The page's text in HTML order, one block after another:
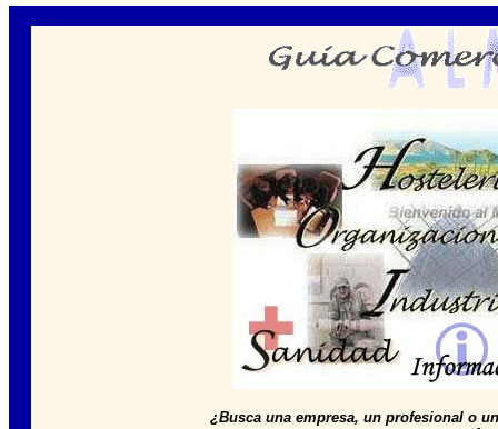
¿Busca una empresa, un profesional o